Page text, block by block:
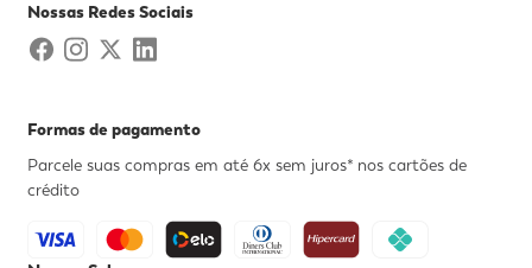
Nossas Redes Sociais
Formas de pagamento
Parcele suas compras em até 6x sem juros* nos cartões de
crédito